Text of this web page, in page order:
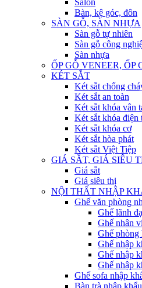
Salon
Bàn, kệ góc, đôn
SÀN GỖ, SÀN NHỰA
Sàn gỗ tự nhiên
Sàn gỗ công
Sàn nhựa
ỐP GỖ VENEER, ỐP
KÉT SẮT
Két sắt chống
Két sắt an toàn
Két sắt khóa vân
Két sắt khóa điện
Két sắt khóa cơ
Két sắt hòa phát
Két sắt Việt Tiệp
GIÁ SẮT, GIÁ SIÊU
Giá sắt
Giá siêu thị
NỘI THẤT NHẬP
Ghế văn phòng
Ghế lãnh
Ghế nhân
Ghế phòng
Ghế nhập
Ghế nhập
Ghế nhập
Ghế sofa nhập
Bàn trà nhập khẩu